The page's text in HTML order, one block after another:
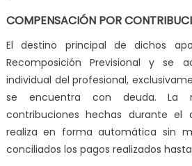
COMPENSACIÓN POR
El destino principal de dichos
Recomposición Previsional y se
individual del profesional,
se encuentra con deuda. La
contribuciones hechas durante
realiza en forma automática sin
conciliados los pagos realizados